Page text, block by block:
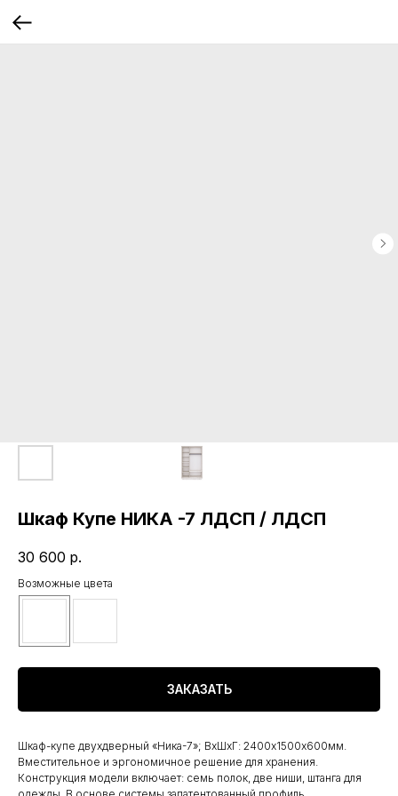
Шкаф Купе НИКА -7 ЛДСП / ЛДСП
30 600 р.
Возможные цвета
ЗАКАЗАТЬ
Шкаф-купе двухдверный «Ника-7»; ВхШхГ: 2400х1500х600мм.
Вместительное и эргономичное решение для хранения.
Конструкция модели включает: семь полок, две ниши, штанга для
одежды. В основе системы запатентованный профиль,